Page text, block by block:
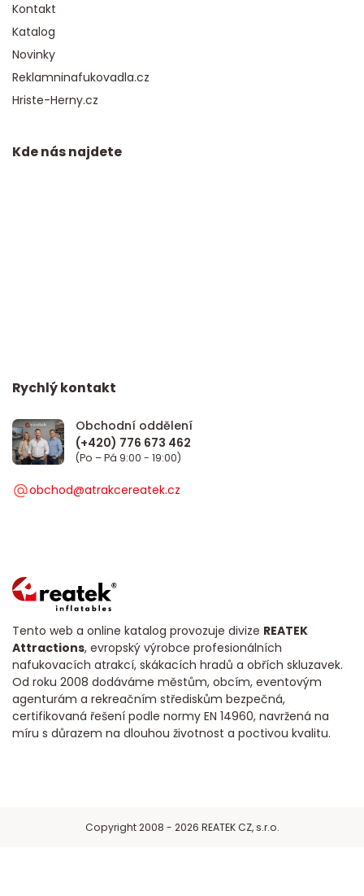
Kontakt
Katalog
Novinky
Reklamninafukovadla.cz
Hriste-Herny.cz
Kde nás najdete
Tento web a online katalog provozuje divize REATEK
Attractions, evropský výrobce profesionálních
nafukovacích atrakcí, skákacích hradů a obřích skluzavek.
Od roku 2008 dodáváme městům, obcím, eventovým
agenturám a rekreačním střediskům bezpečná,
certifikovaná řešení podle normy EN 14960, navržená na
míru s důrazem na dlouhou životnost a poctivou kvalitu.
Rychlý kontakt
Obchodní oddělení
(Po – Pá 9:00 - 19:00)
obchod@atrakcereatek.cz
Copyright 2008 - 2026 REATEK CZ, s.r.o.